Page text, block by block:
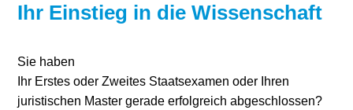
Stromerzeugung
Wasserstoff
Bibliothek
Infomaterial
Ihr Einstieg in die Wissenschaft
Sie haben
Ihr Erstes oder Zweites Staatsexamen oder Ihren
juristischen Master gerade erfolgreich abgeschlossen?